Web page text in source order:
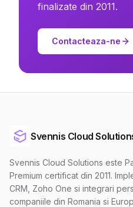
finalizate din 2011.
Contacteaza-ne
Svennis Cloud
Svennis Cloud Solutions este
Premium certificat din 2011.
CRM, Zoho One si integrari
companiile din Romania si